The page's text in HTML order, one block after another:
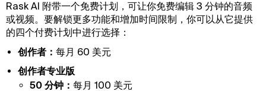
Rask AI 附带一个免费计划，可让你免费编辑 3 分钟的音频
或视频。要解锁更多功能和增加时间限制，你可以从它提供
的四个付费计划中进行选择：
创作者： 每月 60 美元
创作者专业版
50 分钟： 每月 100 美元